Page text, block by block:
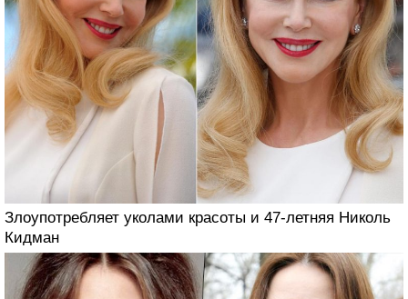
Злоупотребляет уколами красоты и 47-летняя Николь
Кидман